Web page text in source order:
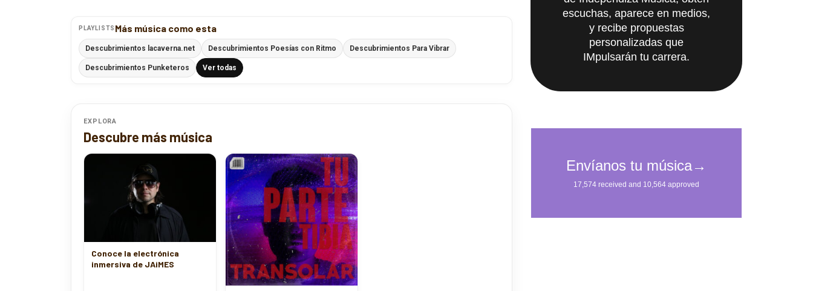
PLAYLISTS Más música como esta
Descubrimientos lacaverna.net Descubrimientos Poesías con Ritmo Descubrimientos Para Vibrar
Descubrimientos Punketeros Ver todas
EXPLORA
Descubre más música
Conoce la electrónica
inmersiva de JAiMES
escuchas, aparece en medios,
y recibe propuestas
personalizadas que
IMpulsarán tu carrera.